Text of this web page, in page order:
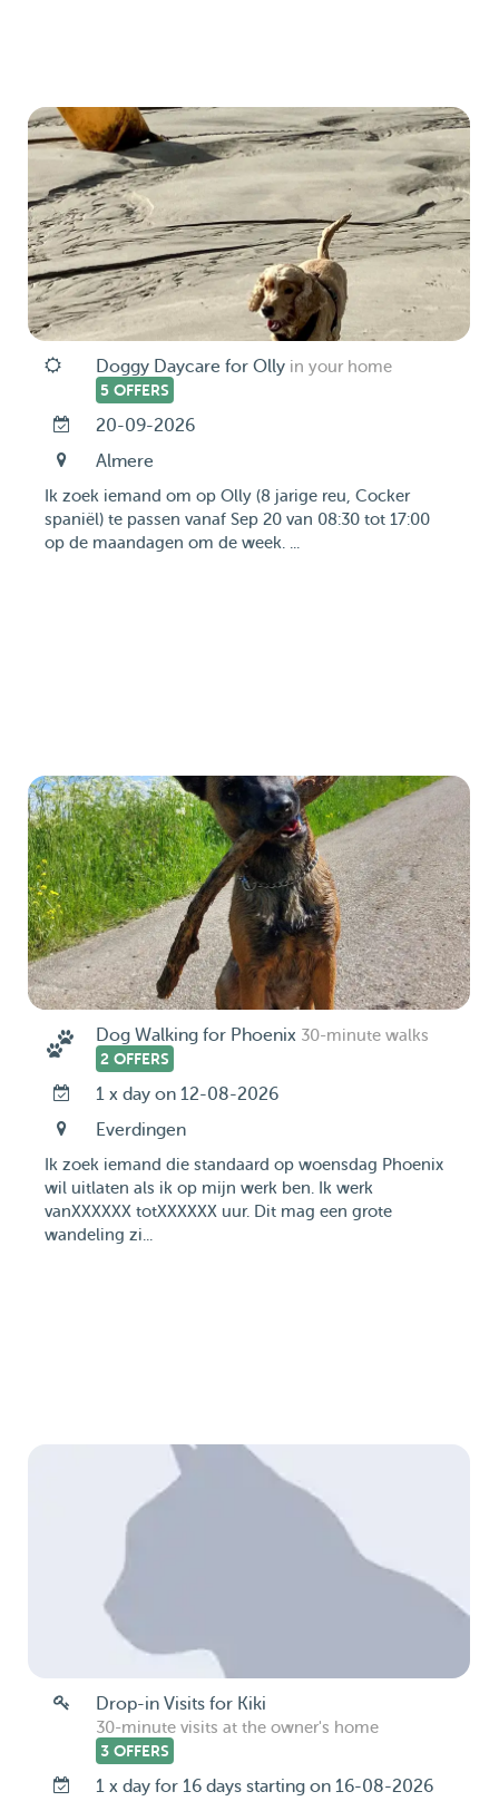
Doggy Daycare for Olly in your home
5 OFFERS
20-09-2026
Almere
Ik zoek iemand om op Olly (8 jarige reu, Cocker
spaniël) te passen vanaf Sep 20 van 08:30 tot 17:00
op de maandagen om de week. ...
Dog Walking for Phoenix 30-minute walks
2 OFFERS
1 x day on 12-08-2026
Everdingen
Ik zoek iemand die standaard op woensdag Phoenix
wil uitlaten als ik op mijn werk ben. Ik werk
vanXXXXXX totXXXXXX uur. Dit mag een grote
wandeling zi...
Drop-in Visits for Kiki
30-minute visits at the owner's home
3 OFFERS
1 x day for 16 days starting on 16-08-2026